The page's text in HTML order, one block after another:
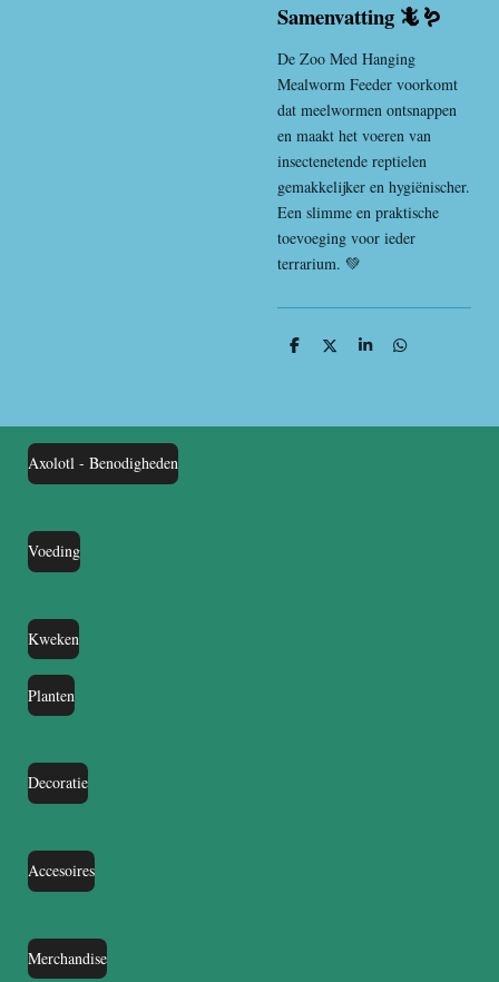
Samenvatting 🦎🪱
De Zoo Med Hanging
Mealworm Feeder voorkomt
dat meelwormen ontsnappen
en maakt het voeren van
insectenetende reptielen
gemakkelijker en hygiënischer.
Een slimme en praktische
toevoeging voor ieder
terrarium. 💚
D
D
S
D
Axolotl - Benodigheden
Voeding
Kweken
Planten
Decoratie
Accesoires
Merchandise